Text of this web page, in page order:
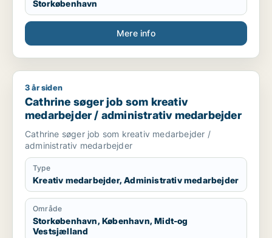
Storkøbenhavn
Mere info
Cathrine søger job som kreativ medarbejder / administrativ
3 år siden
Cathrine søger job som kreativ
medarbejder / administrativ medarbejder
Cathrine søger job som kreativ medarbejder /
administrativ medarbejder
Type
Kreativ medarbejder, Administrativ medarbejder
Område
Storkøbenhavn, København, Midt-og
Vestsjælland